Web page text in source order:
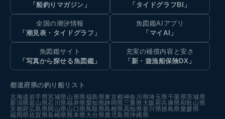
「船釣りマガジン」
「タイドグラフBI」
全国の潮汐情報
「潮見表・タイドグラフ」
魚図鑑AIアプリ
「マイAI」
魚図鑑サイト
「写真から探せる魚図鑑」
充実の補償内容と安さ
「新・遊漁船保険DX」
都道府県の釣り船リスト
北海道 岩手県宮城県 山形県福島県東京都神奈川県埼玉県千葉県茨城県
新潟県富山県石川県福井県愛知県静岡県 三重県 大阪府兵庫県和歌山県
京都府広島県岡山県 山口県 鳥取県島根県高知県香川県徳島県愛媛県
福岡県佐賀県長崎県 熊本県 大分県 鹿児島県沖縄県